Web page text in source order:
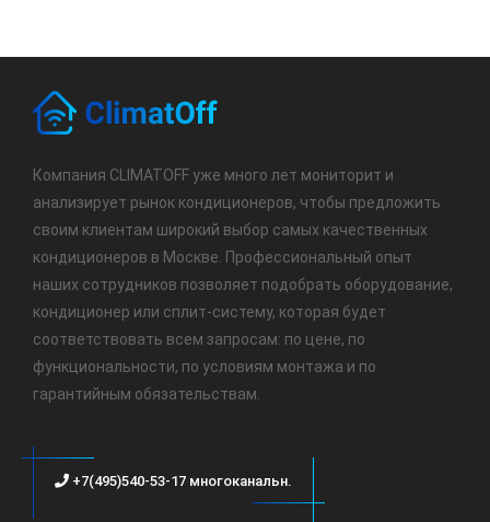
Компания CLIMATOFF уже много лет мониторит и
анализирует рынок кондиционеров, чтобы предложить
своим клиентам широкий выбор самых качественных
кондиционеров в Москве. Профессиональный опыт
наших сотрудников позволяет подобрать оборудование,
кондиционер или сплит-систему, которая будет
соответствовать всем запросам: по цене, по
функциональности, по условиям монтажа и по
гарантийным обязательствам.
+7(495)540-53-17 многоканальн.